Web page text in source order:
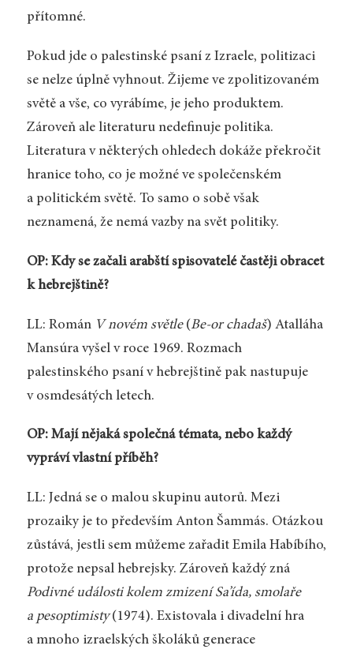
přítomné.
Pokud jde o palestinské psaní z Izraele, politizaci
se nelze úplně vyhnout. Žijeme ve zpolitizovaném
světě a vše, co vyrábíme, je jeho produktem.
Zároveň ale literaturu nedefinuje politika.
Literatura v některých ohledech dokáže překročit
hranice toho, co je možné ve společenském
a politickém světě. To samo o sobě však
neznamená, že nemá vazby na svět politiky.
OP: Kdy se začali arabští spisovatelé častěji obracet
k hebrejštině?
LL: Román V novém světle(Be-or chadaš) Atalláha
Mansúra vyšel v roce 1969. Rozmach
palestinského psaní v hebrejštině pak nastupuje
v osmdesátých letech.
OP: Mají nějaká společná témata, nebo každý
vypráví vlastní příběh?
LL: Jedná se o malou skupinu autorů. Mezi
prozaiky je to především Anton Šammás. Otázkou
zůstává, jestli sem můžeme zařadit Emila Habíbího,
protože nepsal hebrejsky. Zároveň každý zná
Podivné události kolem zmizení Sa’ída, smolaře
a pesoptimisty(1974). Existovala i divadelní hra
a mnoho izraelských školáků generace